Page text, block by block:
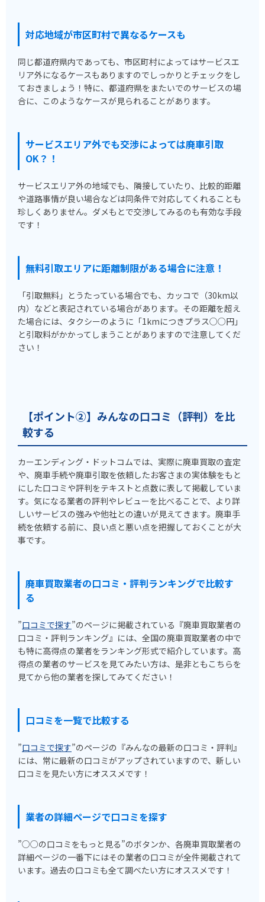
対応地域が市区町村で異なるケースも
同じ都道府県内であっても、市区町村によってはサービスエ
リア外になるケースもありますのでしっかりとチェックをし
ておきましょう！特に、都道府県をまたいでのサービスの場
合に、このようなケースが見られることがあります。
サービスエリア外でも交渉によっては廃車引取
OK？！
サービスエリア外の地域でも、隣接していたり、比較的距離
や道路事情が良い場合などは同条件で対応してくれることも
珍しくありません。ダメもとで交渉してみるのも有効な手段
です！
無料引取エリアに距離制限がある場合に注意！
「引取無料」とうたっている場合でも、カッコで（30km以
内）などと表記されている場合があります。その距離を超え
た場合には、タクシーのように「1kmにつきプラス○○円」
と引取料がかかってしまうことがありますので注意してくだ
さい！
【ポイント②】みんなの口コミ（評判）を比
較する
カーエンディング・ドットコムでは、実際に廃車買取の査定
や、廃車手続や廃車引取を依頼したお客さまの実体験をもと
にした口コミや評判をテキストと点数に表して掲載していま
す。気になる業者の評判やレビューを比べることで、より詳
しいサービスの強みや他社との違いが見えてきます。廃車手
続を依頼する前に、良い点と悪い点を把握しておくことが大
事です。
廃車買取業者の口コミ・評判ランキングで比較す
る
”口コミで探す”のページに掲載されている『廃車買取業者の
口コミ・評判ランキング』には、全国の廃車買取業者の中で
も特に高得点の業者をランキング形式で紹介しています。高
得点の業者のサービスを見てみたい方は、是非ともこちらを
見てから他の業者を探してみてください！
口コミを一覧で比較する
”口コミで探す”のページの『みんなの最新の口コミ・評判』
には、常に最新の口コミがアップされていますので、新しい
口コミを見たい方にオススメです！
業者の詳細ページで口コミを探す
”○○の口コミをもっと見る”のボタンか、各廃車買取業者の
詳細ページの一番下にはその業者の口コミが全件掲載されて
います。過去の口コミも全て調べたい方にオススメです！